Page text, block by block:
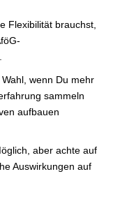
Flexibilität brauchst,
wenn Du mehr
sammeln
aufbauen
aber achte auf
Auswirkungen auf